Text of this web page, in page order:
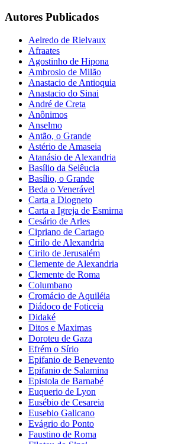
Autores Publicados
Aelredo de Rielvaux
Afraates
Agostinho de Hipona
Ambrosio de Milão
Anastacio de Antioquia
Anastacio do Sinai
André de Creta
Anônimos
Anselmo
Antão, o Grande
Astério de Amaseia
Atanásio de Alexandria
Basílio da Selêucia
Basílio, o Grande
Beda o Venerável
Carta a Diogneto
Carta a Igreja de Esmirna
Cesário de Arles
Cipriano de Cartago
Cirilo de Alexandria
Cirilo de Jerusalém
Clemente de Alexandria
Clemente de Roma
Columbano
Cromácio de Aquiléia
Diádoco de Foticeia
Didaké
Ditos e Maximas
Doroteu de Gaza
Efrém o Sírio
Epifanio de Benevento
Epifanio de Salamina
Epistola de Barnabé
Euquerio de Lyon
Eusébio de Cesareia
Eusebio Galicano
Evágrio do Ponto
Faustino de Roma